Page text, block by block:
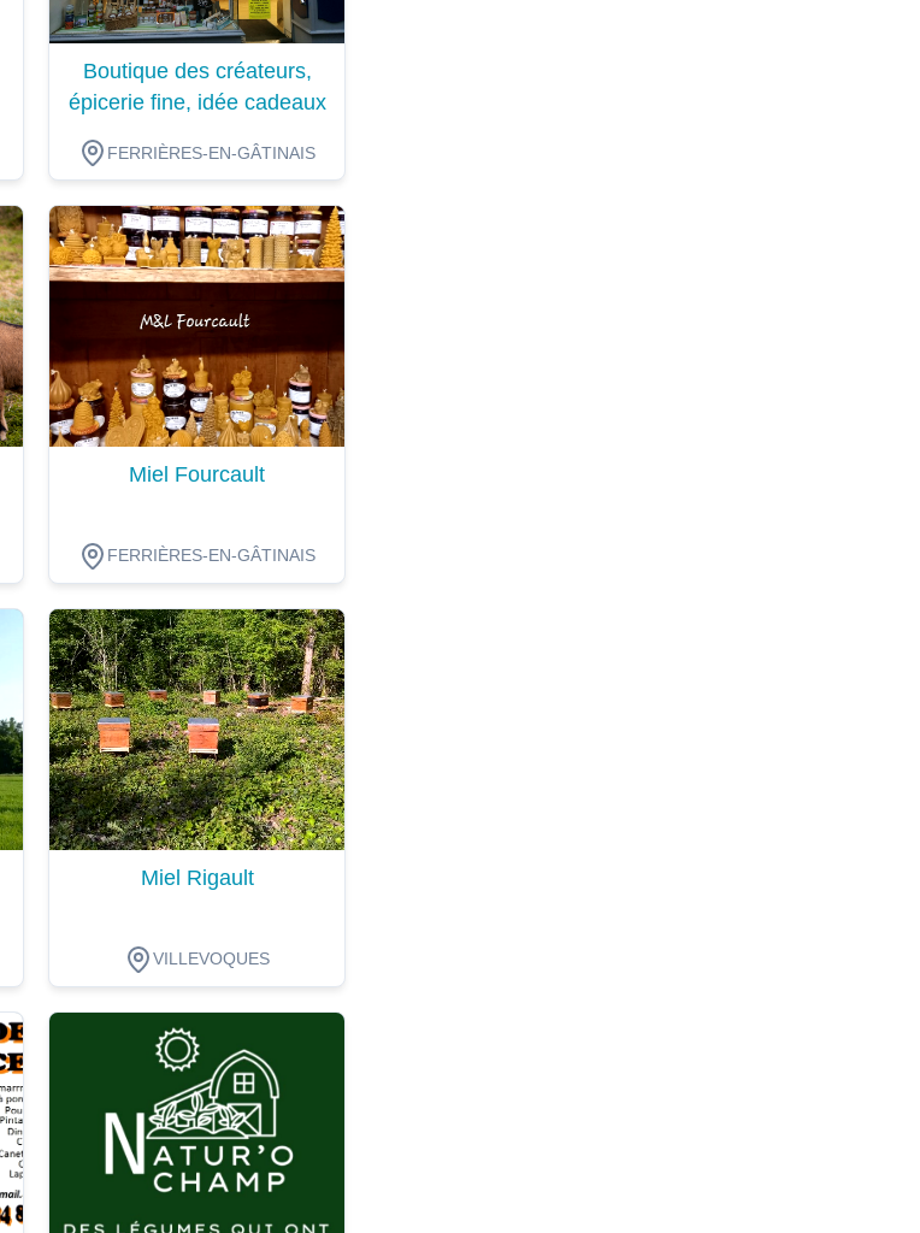
Boutique des créateurs,
épicerie fine, idée cadeaux
FERRIÈRES-EN-GÂTINAIS
Dégustation
Miel Fourcault
FERRIÈRES-EN-GÂTINAIS
Dégustation
Miel Rigault
VILLEVOQUES
Dégustation